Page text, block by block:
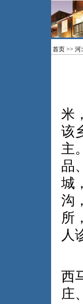
首页 >> 河
米
该
主
品
城
沟
所
人
西
庄